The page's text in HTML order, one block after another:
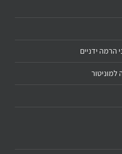
הרמה ידניים